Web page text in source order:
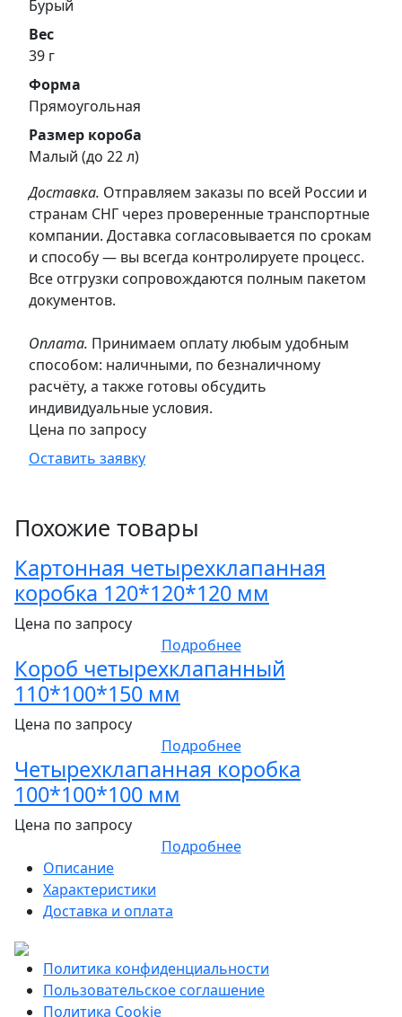
Бурый
Вес
39 г
Форма
Прямоугольная
Размер короба
Малый (до 22 л)
Доставка. Отправляем заказы по всей России и
странам СНГ через проверенные транспортные
компании. Доставка согласовывается по срокам
и способу — вы всегда контролируете процесс.
Все отгрузки сопровождаются полным пакетом
документов.
Оплата. Принимаем оплату любым удобным
способом: наличными, по безналичному
расчёту, а также готовы обсудить
индивидуальные условия.
Цена по запросу
Оставить заявку
Похожие товары
Картонная четырехклапанная
коробка 120*120*120 мм
Цена по запросу
Подробнее
Короб четырехклапанный
110*100*150 мм
Цена по запросу
Подробнее
Четырехклапанная коробка
100*100*100 мм
Цена по запросу
Подробнее
Описание
Характеристики
Доставка и оплата
Политика конфиденциальности
Пользовательское соглашение
Политика Cookie